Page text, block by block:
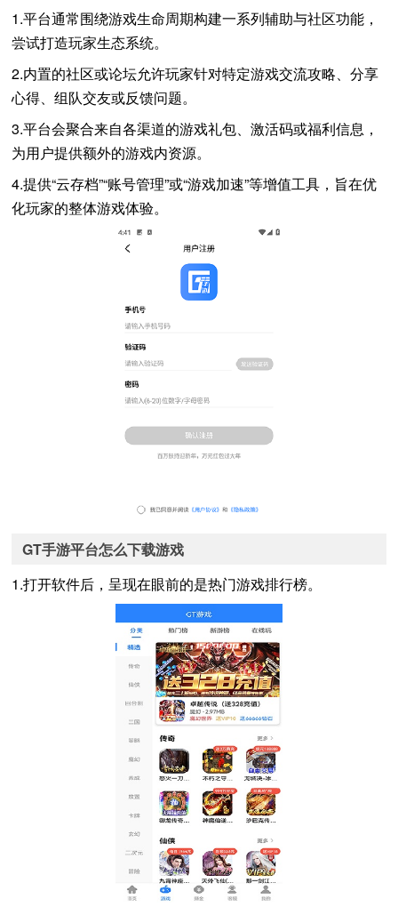
1.平台通常围绕游戏生命周期构建一系列辅助与社区功能，
尝试打造玩家生态系统。
2.内置的社区或论坛允许玩家针对特定游戏交流攻略、分享
心得、组队交友或反馈问题。
3.平台会聚合来自各渠道的游戏礼包、激活码或福利信息，
为用户提供额外的游戏内资源。
4.提供“云存档”“账号管理”或“游戏加速”等增值工具，旨在优
化玩家的整体游戏体验。
GT手游平台怎么下载游戏
1.打开软件后，呈现在眼前的是热门游戏排行榜。